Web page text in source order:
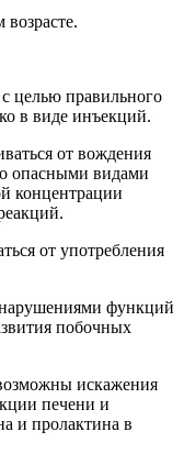
целью правильного
в виде инъекций.
от вождения
опасными видами
концентрации
от употребления
функций
побочных
искажения
печени и
и пролактина в